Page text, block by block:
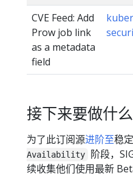
CVE Feed: Add
Prow job link
as a metadata
field
接下来要做什么
为了此订阅源进阶至稳
Availability
阶段，
续收集他们使用最新